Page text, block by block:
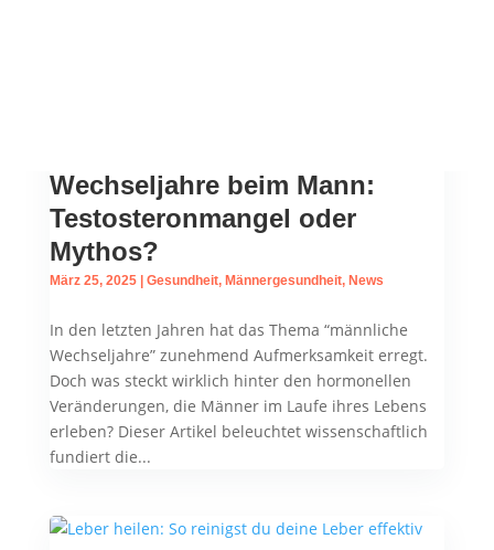
Wechseljahre beim Mann:
Testosteronmangel oder
Mythos?
März 25, 2025| Gesundheit, Männergesundheit, News
In den letzten Jahren hat das Thema “männliche
Wechseljahre” zunehmend Aufmerksamkeit erregt.
Doch was steckt wirklich hinter den hormonellen
Veränderungen, die Männer im Laufe ihres Lebens
erleben? Dieser Artikel beleuchtet wissenschaftlich
fundiert die...